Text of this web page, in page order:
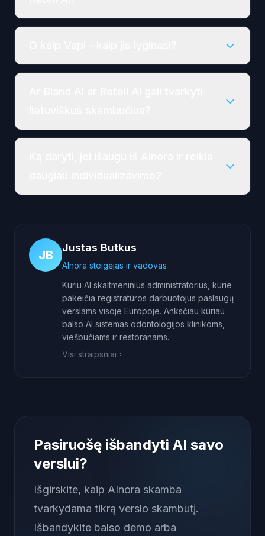
JB
Justas Butkus
AInora steigėjas ir vadovas
Kuriu AI skaitmeninius administratorius, kurie
pakeičia registratūros darbuotojus paslaugų
verslams visoje Europoje. Anksčiau kūriau
balso AI sistemas odontologijos klinikoms,
viešbučiams ir restoranams.
Visi straipsniai
Pasiruošę išbandyti AI savo
verslui?
Išgirskite, kaip AInora skamba
tvarkydama tikrą verslo skambutį.
Išbandykite balso demo arba